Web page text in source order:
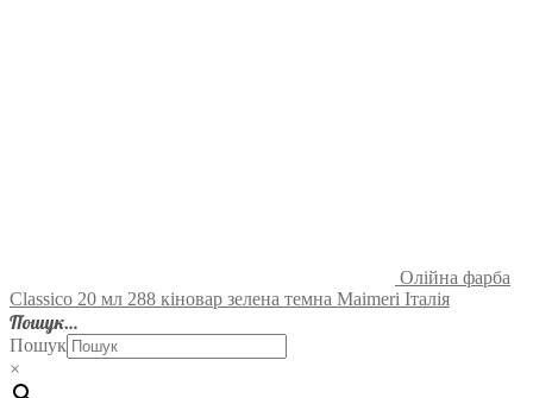
Олійна фарба
Classico 20 мл 288 кіновар зелена темна Maimeri Італія
Пошук…
Пошук
×